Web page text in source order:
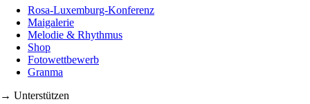
Rosa-Luxemburg-Konferenz
Maigalerie
Melodie & Rhythmus
Shop
Fotowettbewerb
Granma
→ Unterstützen